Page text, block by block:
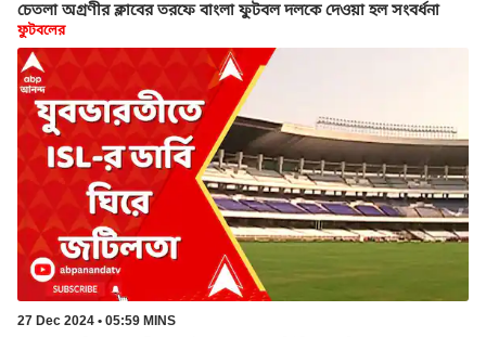
চেতলা অগ্রণীর ক্লাবের তরফে বাংলা ফুটবল দলকে দেওয়া হল সংবর্ধনা
ফুটবলের
27 Dec 2024 • 05:59 MINS